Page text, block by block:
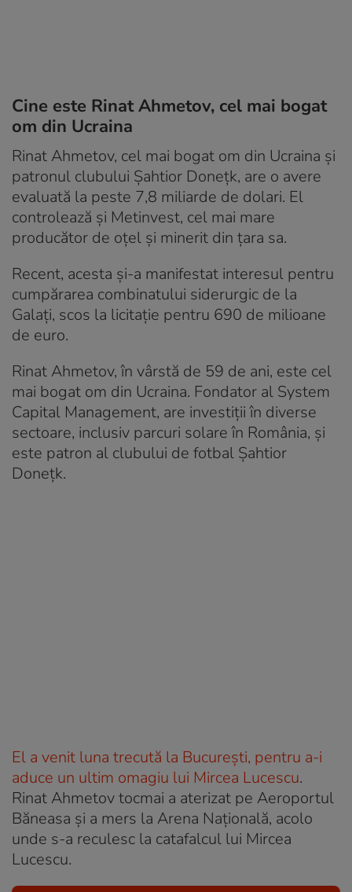
Cine este Rinat Ahmetov, cel mai bogat
om din Ucraina
Rinat Ahmetov, cel mai bogat om din Ucraina și
patronul clubului Șahtior Donețk, are o avere
evaluată la peste 7,8 miliarde de dolari. El
controlează și Metinvest, cel mai mare
producător de oțel și minerit din țara sa.
Recent, acesta și-a manifestat interesul pentru
cumpărarea combinatului siderurgic de la
Galați, scos la licitație pentru 690 de milioane
de euro.
Rinat Ahmetov, în vârstă de 59 de ani, este cel
mai bogat om din Ucraina. Fondator al System
Capital Management, are investiții în diverse
sectoare, inclusiv parcuri solare în România, şi
este patron al clubului de fotbal Şahtior
Doneţk.
El a venit luna trecută la București, pentru a-i
aduce un ultim omagiu lui Mircea Lucescu.
Rinat Ahmetov tocmai a aterizat pe Aeroportul
Băneasa și a mers la Arena Națională, acolo
unde s-a reculesc la catafalcul lui Mircea
Lucescu.